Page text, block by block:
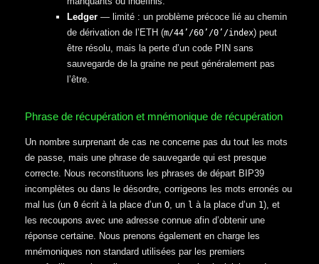
Ledger— limité : un problème précoce lié au chemin
de dérivation de l’ETH (m/44’/60’/0’/index) peut
être résolu, mais la perte d’un code PIN sans
sauvegarde de la graine ne peut généralement pas
l’être.
Phrase de récupération et mnémonique de récupération
Un nombre surprenant de cas ne concerne pas du tout les mots
de passe, mais une phrase de sauvegarde qui est presque
correcte. Nous reconstituons les phrases de départ BIP39
incomplètes ou dans le désordre, corrigeons les mots erronés ou
mal lus (un 0 écrit à la place d’un O, un l à la place d’un 1), et
les recoupons avec une adresse connue afin d’obtenir une
réponse certaine. Nous prenons également en charge les
mnémoniques non standard utilisées par les premiers